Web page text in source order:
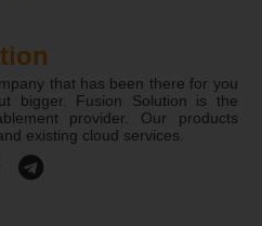
that has been there for you
bigger. Fusion Solution is the
provider. Our products
existing cloud services.